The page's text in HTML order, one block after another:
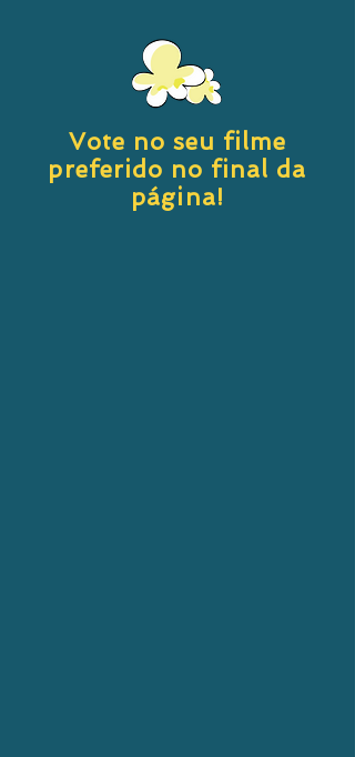
Vote no seu filme
preferido no final da
página!